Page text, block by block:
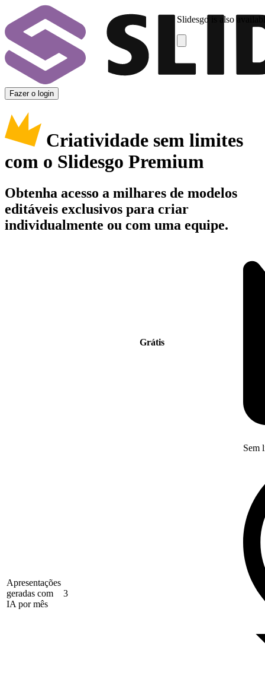
Slidesgo is also
Fazer o login
Criatividade sem limites
com o Slidesgo Premium
Obtenha acesso a milhares de modelos
editáveis exclusivos para criar
individualmente ou com uma equipe.
Grátis
Apresentações
geradas com
IA por mês
3
Sem